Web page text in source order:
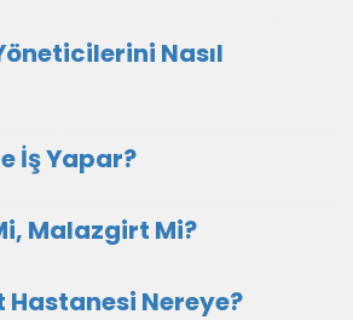
Nasıl
İş Yapar?
Malazgirt Mi?
Hastanesi Nereye?